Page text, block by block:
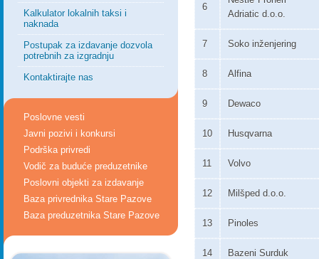
Kalkulator lokalnih taksi i
naknada
Postupak za izdavanje dozvola
potrebnih za izgradnju
Kontaktirajte nas
Poslovne vesti
Javni pozivi i konkursi
Podrška privredi
Vodič za buduće preduzetnike
Poslovni objekti za izdavanje
Baza privrednika Stare Pazove
Baza preduzetnika Stare Pazove
6
Adriatic d.o.o.
7 Soko inženjering
8 Alfina
9 Dewaco
10 Husqvarna
11 Volvo
12 Milšped d.o.o.
13 Pinoles
14 Bazeni Surduk